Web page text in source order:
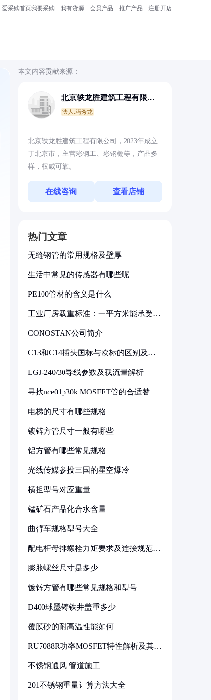
爱采购首页我要采购 我有货源 会员产品 推广产品 注册开店
本文内容贡献来源：
北京轶龙胜建筑工程有限公
法人:冯秀龙
北京轶龙胜建筑工程有限公司，2023年成立
于北京市，主营彩钢工、彩钢棚等，产品多
样，权威可靠。
在线咨询 查看店铺
热门文章
无缝钢管的常用规格及壁厚
生活中常见的传感器有哪些呢
PE100管材的含义是什么
工业厂房载重标准：一平方米能承受多
CONOSTAN公司简介
C13和C14插头国标与欧标的区别及其
LGJ-240/30导线参数及载流量解析
寻找nce01p30k MOSFET管的合适替代
电梯的尺寸有哪些规格
镀锌方管尺寸一般有哪些
铝方管有哪些常见规格
光线传媒参投三国的星空爆冷
横担型号对应重量
锰矿石产品化合水含量
曲臂车规格型号大全
配电柜母排螺栓力矩要求及连接规范详
膨胀螺丝尺寸是多少
镀锌方管有哪些常见规格和型号
D400球墨铸铁井盖重多少
覆膜砂的耐高温性能如何
RU7088R功率MOSFET特性解析及其在
不锈钢通风 管道施工
201不锈钢重量计算方法大全